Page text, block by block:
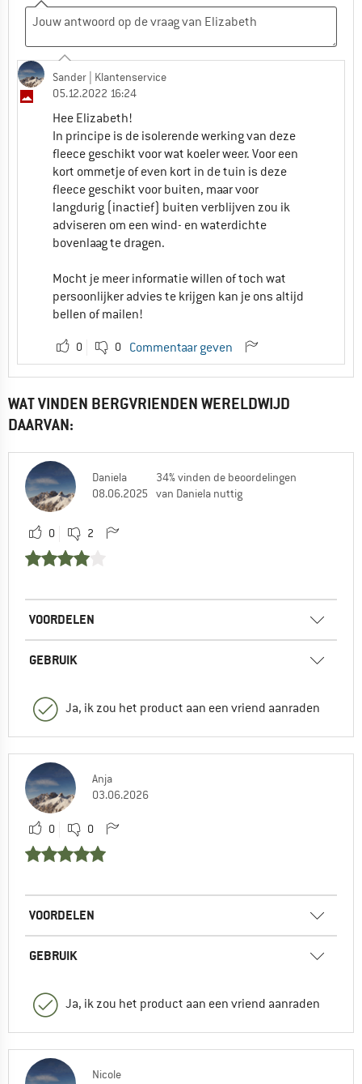
Sander | Klantenservice
05.12.2022 16:24
Hee Elizabeth!
In principe is de isolerende werking van deze
fleece geschikt voor wat koeler weer. Voor een
kort ommetje of even kort in de tuin is deze
fleece geschikt voor buiten, maar voor
langdurig (inactief) buiten verblijven zou ik
adviseren om een wind- en waterdichte
bovenlaag te dragen.
Mocht je meer informatie willen of toch wat
persoonlijker advies te krijgen kan je ons altijd
bellen of mailen!
0 0 Commentaar geven
WAT VINDEN BERGVRIENDEN WERELDWIJD
DAARVAN:
Daniela
08.06.2025
34% vinden de beoordelingen
van Daniela nuttig
0 2
VOORDELEN
GEBRUIK
Ja, ik zou het product aan een vriend aanraden
Anja
03.06.2026
0 0
VOORDELEN
GEBRUIK
Ja, ik zou het product aan een vriend aanraden
Nicole